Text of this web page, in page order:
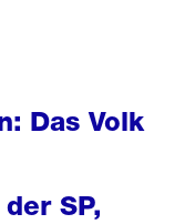
Das Volk
SP,